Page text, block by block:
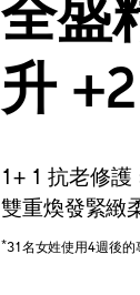
全盛
升
1+ 1 抗老修護
雙重煥發緊緻
*31名女姓使用4週後的